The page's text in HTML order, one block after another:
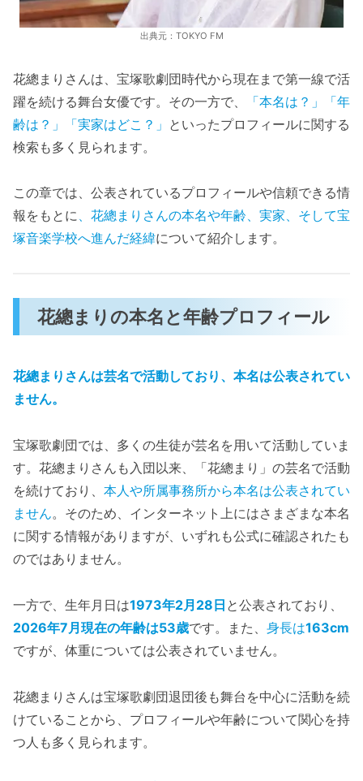
出典元：TOKYO FM
花總まりさんは、宝塚歌劇団時代から現在まで第一線で活
躍を続ける舞台女優です。その一方で、
「本名は？」「年
齢は？」「実家はどこ？」 といったプロフィールに関する
検索も多く見られます。
この章では、公表されているプロフィールや信頼できる情
報をもとに、花總まりさんの本名や年齢、実家、そして宝
塚音楽学校へ進んだ経緯について紹介します。
花總まりの本名と年齢プロフィール
花總まりさんは芸名で活動しており、本名は公表されてい
ません。
宝塚歌劇団では、多くの生徒が芸名を用いて活動していま
す。花總まりさんも入団以来、「花總まり」の芸名で活動
を続けており、 本人や所属事務所から本名は公表されてい
ません。そのため、インターネット上にはさまざまな本名
に関する情報がありますが、いずれも公式に確認されたも
のではありません。
一方で、生年月日は1973年2月28日 と公表されており、
2026年7月現在の年齢は53歳です。また、 身長は163cm
ですが、体重については公表されていません。
花總まりさんは宝塚歌劇団退団後も舞台を中心に活動を続
けていることから、プロフィールや年齢について関心を持
つ人も多く見られます。